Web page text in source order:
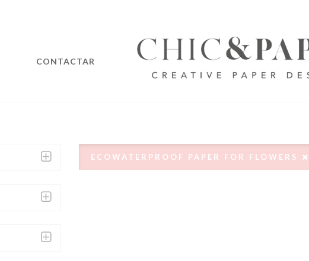
CONTACTAR
ECOWATERPROOF PAPER FOR FLOWERS